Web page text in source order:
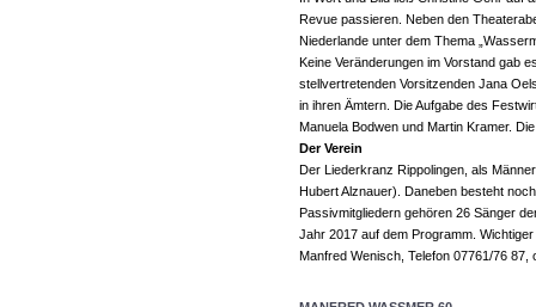
Revue passieren. Neben den
Niederlande unter dem Thema
Keine Veränderungen im Vorstand gab
stellvertretenden Vorsitzenden Jana
in ihren Ämtern. Die Aufgabe des
Manuela Bodwen und Martin Kramer.
Der Verein
Der Liederkranz Rippolingen, als
Hubert Alznauer). Daneben besteht
Passivmitgliedern gehören 26 Sänger
Jahr 2017 auf dem Programm.
Manfred Wenisch, Telefon 07761/76